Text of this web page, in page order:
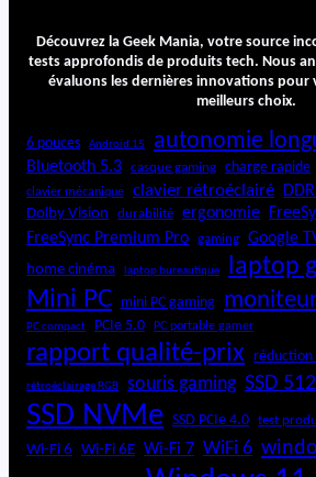
Découvrez la Geek Mania, votre source
tests approfondis de produits tech. Nous
évaluons les dernières innovations pour
meilleurs choix.
6 pouces Android 15 autonomie
Bluetooth 5.3 casque gaming charge rapide
clavier mécanique clavier rétroéclairé
Dolby Vision durabilité ergonomie
FreeSync Premium Pro
gaming Google
home cinéma laptop bureautique laptop
Mini PC mini PC gaming
PC compact PCIe 5.0 PC portable gamer
rapport qualité-prix réduction
rétroéclairage RGB souris gaming SSD
SSD NVMe SSD PCIe 4.0 test
Wi-Fi 6 Wi-Fi 6E Wi-Fi 7 WiFi 6